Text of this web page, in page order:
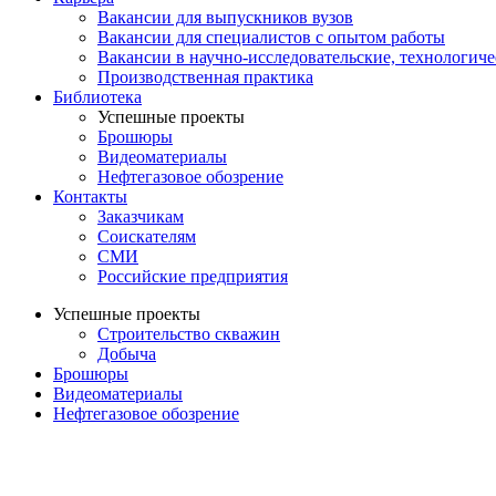
Вакансии для выпускников вузов
Вакансии для специалистов с опытом работы
Вакансии в научно-исследовательские,
Производственная практика
Библиотека
Успешные проекты
Брошюры
Видеоматериалы
Нефтегазовое обозрение
Контакты
Заказчикам
Соискателям
СМИ
Российские предприятия
Успешные проекты
Строительство скважин
Добыча
Брошюры
Видеоматериалы
Нефтегазовое обозрение